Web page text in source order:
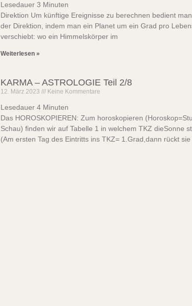
Lesedauer 3 Minuten
Direktion Um künftige Ereignisse zu berechnen bedient
der Direktion, indem man ein Planet um ein Grad pro
verschiebt: wo ein Himmelskörper im
Weiterlesen »
KARMA – ASTROLOGIE Teil 2/8
12. März 2023 Keine Kommentare
Lesedauer 4 Minuten
Das HOROSKOPIEREN: Zum horoskopieren
Schau) finden wir auf Tabelle 1 in welchem TKZ dieSonne
(Am ersten Tag des Eintritts ins TKZ= 1.Grad,dann rückt sie